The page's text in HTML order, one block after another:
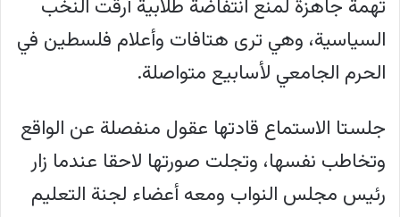
تهمة جاهزة لمنع انتفاضة طلابية أرقت النخب
السياسية، وهي ترى هتافات وأعلام فلسطين في
الحرم الجامعي لأسابيع متواصلة.
جلستا الاستماع قادتها عقول منفصلة عن الواقع
وتخاطب نفسها، وتجلت صورتها لاحقا عندما زار
رئيس مجلس النواب ومعه أعضاء لجنة التعليم